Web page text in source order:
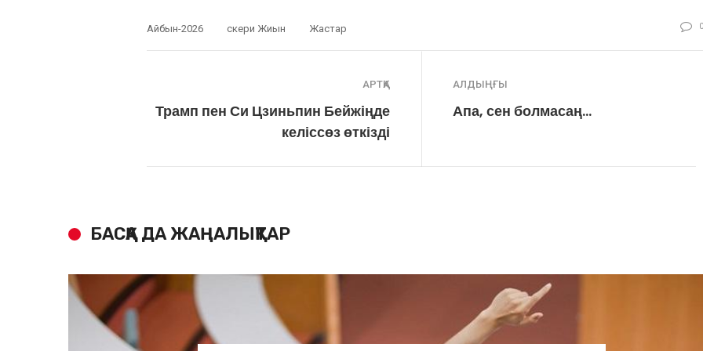
Айбын-2026 Әскери Жиын Жастар 0
АРТҚА
Трамп пен Си Цзиньпин Бейжіңде
келіссөз өткізді
АЛДЫҢҒЫ
Апа, сен болмасаң…
БАСҚА ДА ЖАҢАЛЫҚТАР